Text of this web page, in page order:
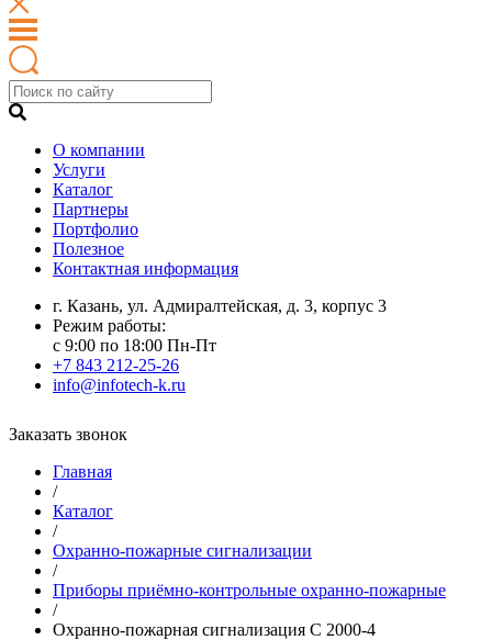
О компании
Услуги
Каталог
Партнеры
Портфолио
Полезное
Контактная информация
г. Казань, ул. Адмиралтейская, д. 3, корпус 3
Режим работы:
с 9:00 по 18:00 Пн-Пт
+7 843 212-25-26
info@infotech-k.ru
Заказать звонок
Главная
/
Каталог
/
Охранно-пожарные сигнализации
/
Приборы приёмно-контрольные охранно-пожарные
/
Охранно-пожарная сигнализация С 2000-4